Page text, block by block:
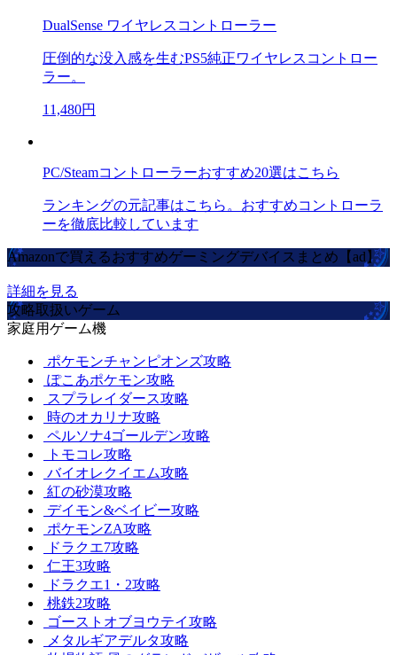
DualSense ワイヤレスコントローラー
圧倒的な没入感を生むPS5純正ワイヤレスコントロー
ラー。
11,480円
PC/Steamコントローラーおすすめ20選はこちら
ランキングの元記事はこちら。おすすめコントローラ
ーを徹底比較しています
Amazonで買えるおすすめゲーミングデバイスまとめ【ad】
詳細を見る
攻略取扱いゲーム
家庭用ゲーム機
ポケモンチャンピオンズ攻略
ぽこあポケモン攻略
スプラレイダース攻略
時のオカリナ攻略
ペルソナ4ゴールデン攻略
トモコレ攻略
バイオレクイエム攻略
紅の砂漠攻略
デイモン&ベイビー攻略
ポケモンZA攻略
ドラクエ7攻略
仁王3攻略
ドラクエ1・2攻略
桃鉄2攻略
ゴーストオブヨウテイ攻略
メタルギアデルタ攻略